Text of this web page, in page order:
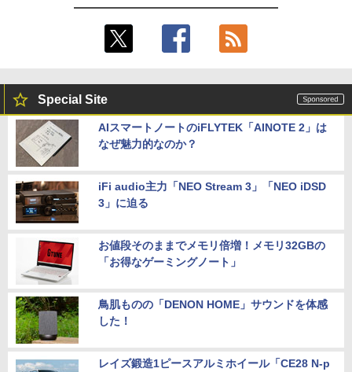
Special Site
AIスマートノートのiFLYTEK「AINOTE 2」は
なぜ魅力的なのか？
iFi audio主力「NEO Stream 3」「NEO iDSD
3」に迫る
お値段そのままでメモリ倍増！メモリ32GBの
「お得なゲーミングノート」
鳥肌ものの「DENON HOME」サウンドを体感
した！
レイズ鍛造1ピースアルミホイール「CE28 N-p